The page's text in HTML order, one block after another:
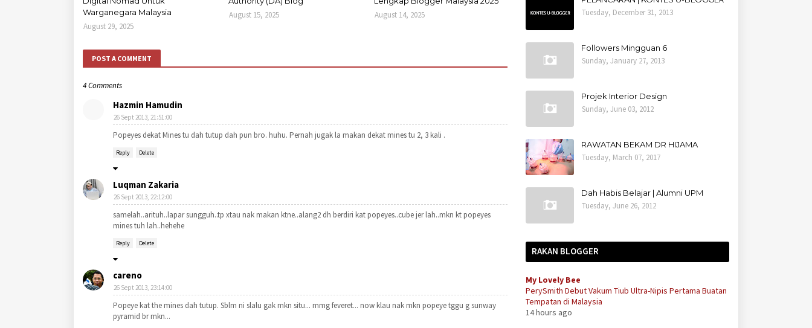
Warganegara Malaysia
August 29, 2025
August 15, 2025 August 14, 2025
POST A COMMENT
4 Comments
Hazmin Hamudin
26 Sept 2013, 21:51:00
Popeyes dekat Mines tu dah tutup dah pun bro. huhu. Pernah jugak la makan dekat mines tu 2, 3 kali .
Reply Delete
Luqman Zakaria
26 Sept 2013, 22:12:00
samelah..arituh..lapar sungguh..tp xtau nak makan ktne..alang2 dh berdiri kat popeyes..cube jer lah..mkn kt popeyes
mines tuh lah..hehehe
Reply Delete
careno
26 Sept 2013, 23:14:00
Popeye kat the mines dah tutup. Sblm ni slalu gak mkn situ... mmg feveret... now klau nak mkn popeye tggu g sunway
pyramid br mkn...
Tuesday, December 31, 2013
Followers Mingguan 6
Sunday, January 27, 2013
Projek Interior Design
Sunday, June 03, 2012
RAWATAN BEKAM DR HIJAMA
Tuesday, March 07, 2017
Dah Habis Belajar | Alumni UPM
Tuesday, June 26, 2012
RAKAN BLOGGER
My Lovely Bee
PerySmith Debut Vakum Tiub Ultra-Nipis Pertama Buatan
Tempatan di Malaysia
14 hours ago